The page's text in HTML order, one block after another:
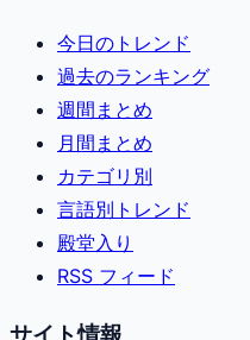
今日のトレンド
過去のランキング
週間まとめ
月間まとめ
カテゴリ別
言語別トレンド
殿堂入り
RSS フィード
サイト情報